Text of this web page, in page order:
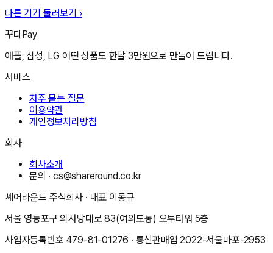
다른 기기 둘러보기 ›
꾸다Pay
애플, 삼성, LG 어떤 상품도 한달 3만원으로 만들어 드립니다.
서비스
자주 묻는 질문
이용약관
개인정보처리방침
회사
회사소개
문의 ·cs@shareround.co.kr
셰어라운드 주식회사 · 대표 이동규
서울 영등포구 의사당대로 83(여의도동) 오투타워 5층
사업자등록번호 479-81-01276 · 통신판매업2022-서울마포-2953